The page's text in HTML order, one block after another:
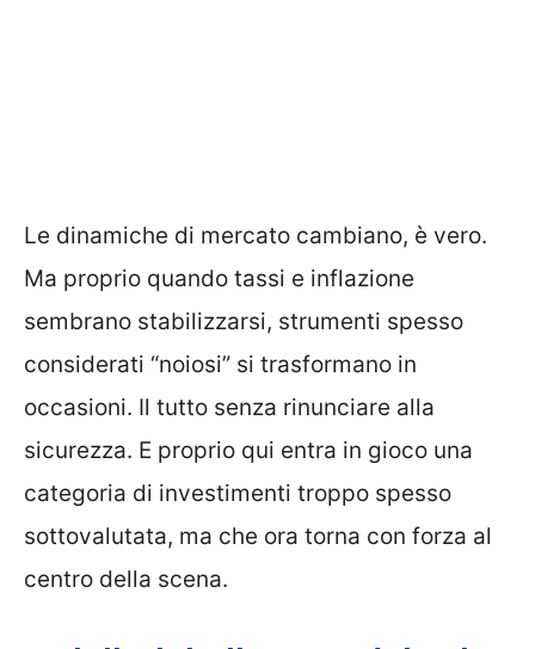
Le dinamiche di mercato cambiano, è vero.
Ma proprio quando tassi e inflazione
sembrano stabilizzarsi, strumenti spesso
considerati “noiosi” si trasformano in
occasioni. Il tutto senza rinunciare alla
sicurezza. E proprio qui entra in gioco una
categoria di investimenti troppo spesso
sottovalutata, ma che ora torna con forza al
centro della scena.